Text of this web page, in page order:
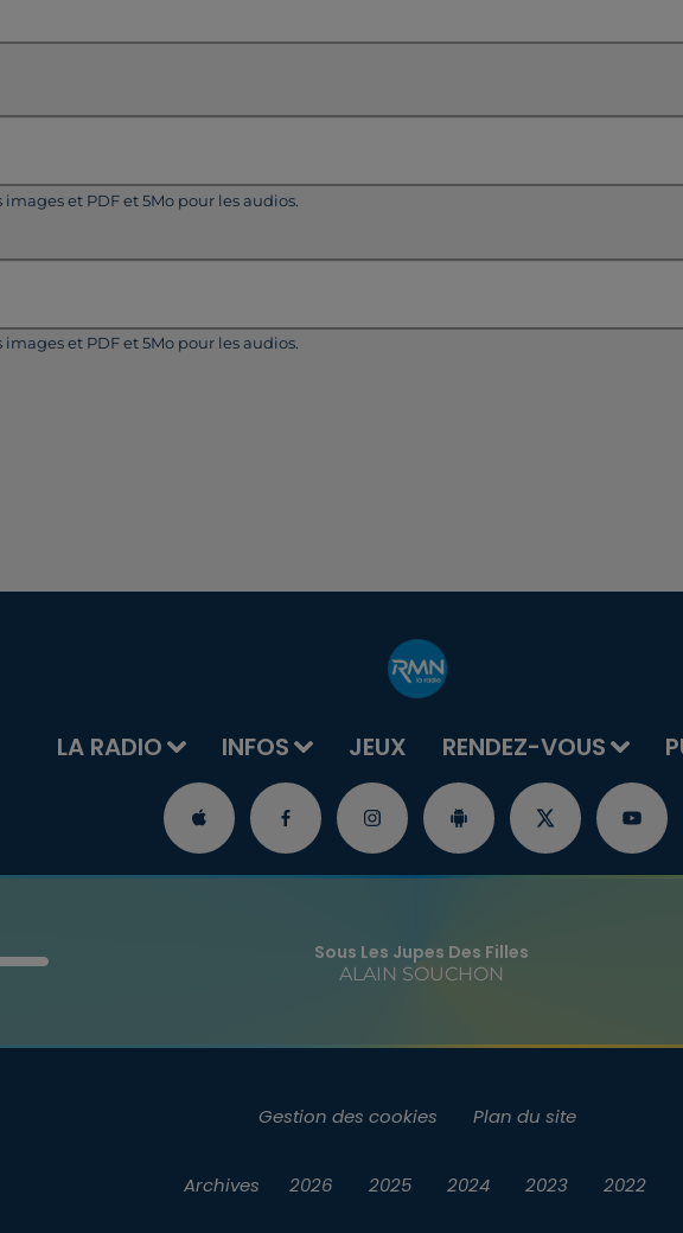
et PDF et 5Mo pour les audios.
et PDF et 5Mo pour les audios.
LA RADIO INFOS JEUX RENDEZ-VOUS
Sous Les Jupes Des Filles
ALAIN SOUCHON
Gestion des cookies Plan du site
Archives 2026 2025 2024 2023 2022